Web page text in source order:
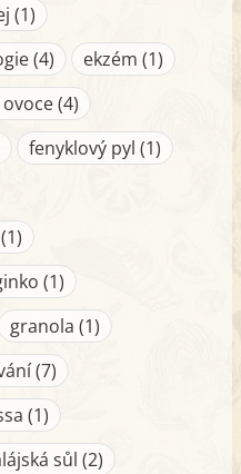
(1)
(4)
ekzém (1)
(4)
fenyklový pyl (1)
(1)
granola (1)
(7)
(1)
sůl (2)